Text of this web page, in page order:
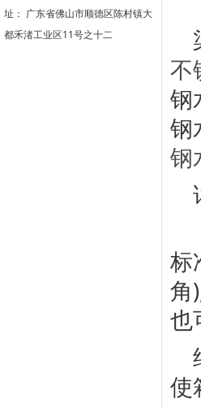
址： 广东省佛山市顺德区陈村镇大
都禾渚工业区11号之十二
不
钢
钢
钢
标
角
也
使